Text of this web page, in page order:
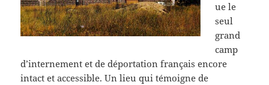
ue le
seul
grand
camp
d’internement et de déportation français encore
intact et accessible. Un lieu qui témoigne de